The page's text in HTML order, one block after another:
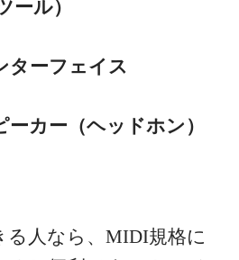
ール）
ターフェイス
ーカー（ヘッドホン）
る人なら、MIDI規格に